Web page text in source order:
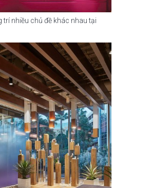
trí nhiều chủ đề khác nhau tại